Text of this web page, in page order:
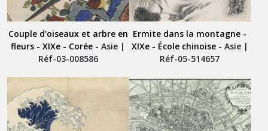
Couple d'oiseaux et arbre en
fleurs - XIXe - Corée - Asie |
Réf-03-008586
Ermite dans la montagne -
XIXe - École chinoise- Asie |
Réf-05-514657